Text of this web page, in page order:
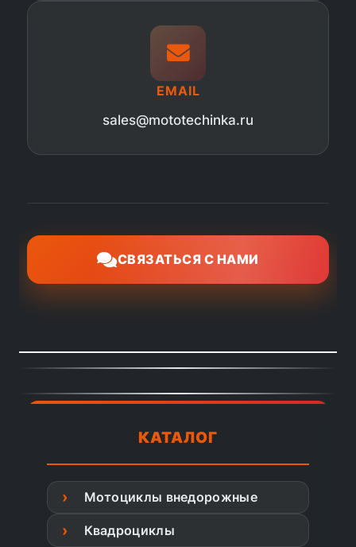
EMAIL
sales@mototechinka.ru
СВЯЗАТЬСЯ С НАМИ
КАТАЛОГ
Мотоциклы внедорожные
Квадроциклы